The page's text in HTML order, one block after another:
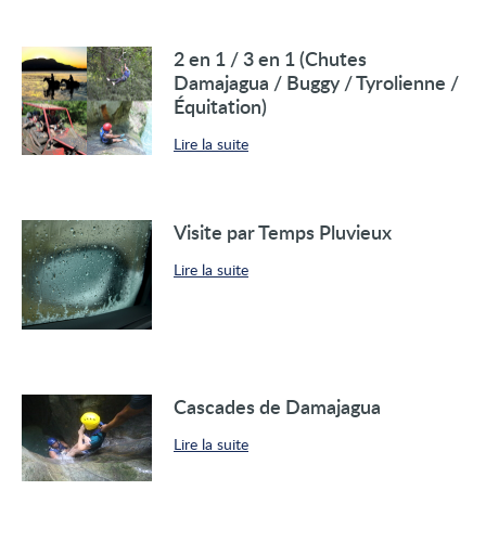
2 en 1 / 3 en 1 (Chutes
Damajagua / Buggy / Tyrolienne /
Équitation)
Lire la suite
Visite par Temps Pluvieux
Lire la suite
Cascades de Damajagua
Lire la suite